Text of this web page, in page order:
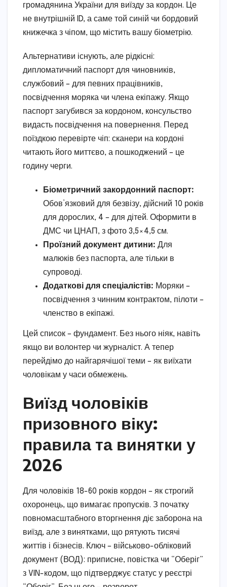
громадянина України для виїзду за кордон. Це
не внутрішній ID, а саме той синій чи бордовий
книжечка з чіпом, що містить вашу біометрію.
Альтернативи існують, але рідкісні:
дипломатичний паспорт для чиновників,
службовий – для певних працівників,
посвідчення моряка чи члена екіпажу. Якщо
паспорт загубився за кордоном, консульство
видасть посвідчення на повернення. Перед
поїздкою перевірте чіп: сканери на кордоні
читають його миттєво, а пошкоджений – це
годину черги.
Біометричний закордонний паспорт:
Обов’язковий для безвізу, дійсний 10 років
для дорослих, 4 – для дітей. Оформити в
ДМС чи ЦНАП, з фото 3,5×4,5 см.
Проїзний документ дитини: Для
малюків без паспорта, але тільки в
супроводі.
Додаткові для спеціалістів: Моряки –
посвідчення з чинним контрактом, пілоти –
членство в екіпажі.
Цей список – фундамент. Без нього ніяк, навіть
якщо ви волонтер чи журналіст. А тепер
перейдімо до найгарячішої теми – як виїхати
чоловікам у часи обмежень.
Виїзд чоловіків
призовного віку:
правила та винятки у
2026
Для чоловіків 18-60 років кордон – як строгий
охоронець, що вимагає пропусків. З початку
повномасштабного вторгнення діє заборона на
виїзд, але з винятками, що рятують тисячі
життів і бізнесів. Ключ – військово-обліковий
документ (ВОД): приписне, повістка чи “Оберіг”
з VIN-кодом, що підтверджує статус у реєстрі